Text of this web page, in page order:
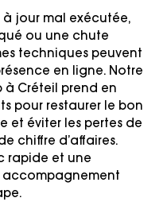
à jour mal exécutée,
ou une chute
techniques peuvent
en ligne. Notre
Créteil prend en
pour restaurer le bon
et éviter les pertes de
chiffre d’affaires.
rapide et une
accompagnement